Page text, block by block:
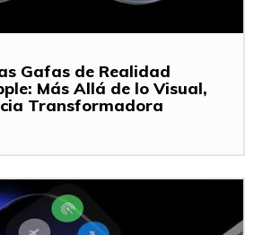
Gafas de Realidad
Más Allá de lo Visual,
Transformadora